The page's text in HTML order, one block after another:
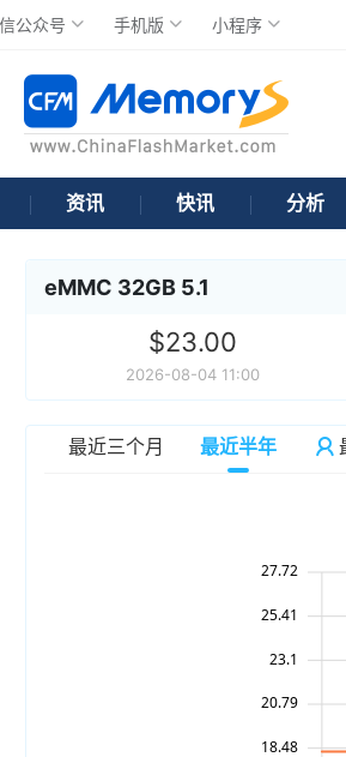
公众号 手机版 小程序
资讯 快讯 分析
eMMC 32GB 5.1
$23.00
2026-08-04 11:00
最近三个月 最近半年